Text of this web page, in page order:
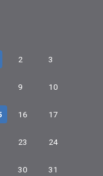
2 3
9 10
16 17
23 24
30 31